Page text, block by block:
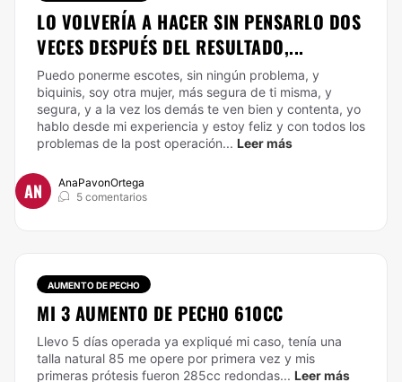
LO VOLVERÍA A HACER SIN PENSARLO DOS
VECES DESPUÉS DEL RESULTADO,...
Puedo ponerme escotes, sin ningún problema, y
biquinis, soy otra mujer, más segura de ti misma, y
segura, y a la vez los demás te ven bien y contenta, yo
hablo desde mi experiencia y estoy feliz y con todos los
problemas de la post operación... Leer más
AN
AnaPavonOrtega
5 comentarios
AUMENTO DE PECHO
MI 3 AUMENTO DE PECHO 610CC
Llevo 5 días operada ya expliqué mi caso, tenía una
talla natural 85 me opere por primera vez y mis
primeras prótesis fueron 285cc redondas... Leer más